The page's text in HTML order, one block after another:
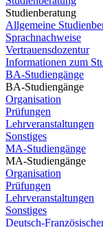
Studienberatung
Allgemeine
Sprachnachweise
Vertrauensdozentur
Informationen zum
BA-Studiengänge
BA-Studiengänge
Organisation
Prüfungen
Lehrveranstaltungen
Sonstiges
MA-Studiengänge
MA-Studiengänge
Organisation
Prüfungen
Lehrveranstaltungen
Sonstiges
Deutsch-